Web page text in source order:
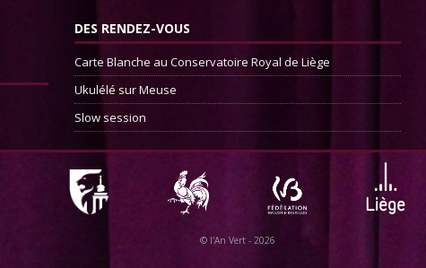
DES RENDEZ-VOUS
Carte Blanche au Conservatoire Royal de Liège
Ukulélé sur Meuse
Slow session
© l'An Vert - 2026